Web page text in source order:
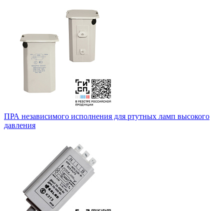
ПРА независимого исполнения для ртутных ламп высокого
давления